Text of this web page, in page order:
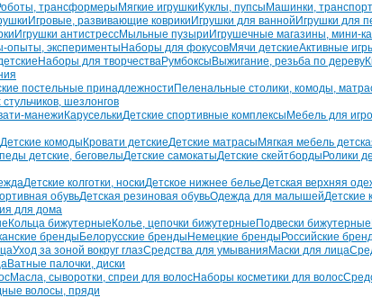
трансформеры Мягкие игрушки Куклы, пупсы Машинки,
Игровые, развивающие коврики Игрушки для ванной Игрушки для
Игрушки антистрессМыльные пузыри Игрушечные магазины, мини-
опыты, эксперименты Наборы для фокусовМячи детскиеАктивные
Наборы для творчестваРумбоксы Выжигание, резьба по дереву
постельные принадлежности Пеленальные столики, комоды,
шезлонгов
манежи КаруселькиДетские спортивные комплексы Мебель для
Детские комоды Кровати детскиеДетские матрасы Мягкая мебель
детские, беговелыДетские самокатыДетские скейтборды Ролики
Детские колготки, носкиДетское нижнее бельеДетская верхняя
обувьДетская резиновая обувьОдежда для малышейДетские
для дома
Кольца бижутерные Колье, цепочки бижутерные Подвески бижутерные
бренды Белорусские бренды Немецкие бренды Российские
Уход за зоной вокруг глазСредства для умывания Маски для лица
Ватные палочки, диски
Масла, сыворотки, спреи для волосНаборы косметики для волос
волосы, пряди